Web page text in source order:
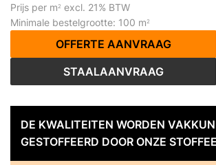
Prijs per m2 excl. 21% BTW
Minimale bestelgrootte: 100 m2
OFFERTE AANVRAAG
STAALAANVRAAG
DE KWALITEITEN WORDEN
GESTOFFEERD DOOR ONZE